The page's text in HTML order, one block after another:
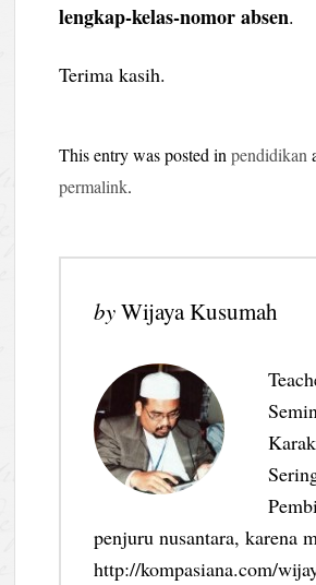
lengkap-kelas-nomor absen.
Terima kasih.
This entry was posted inpendidikan
permalink.
byWijaya Kusumah
penjuru nusantara, karena
http://kompasiana.com/